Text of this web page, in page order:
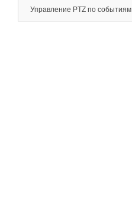
Управление PTZ по событиям